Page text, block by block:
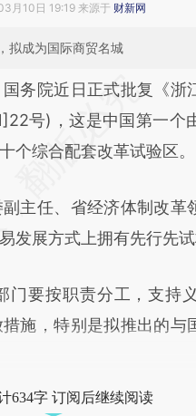
月10日 19:19 来源于 财新网
拟成为国际商贸名城
国务院近日正式批复《浙
号)，这是中国第一个
个综合配套改革试验区。
任、省经济体制改革
发展方式上拥有先行先试
要按职责分工，支持
施，特别是拟推出的与
634字 订阅后继续阅读